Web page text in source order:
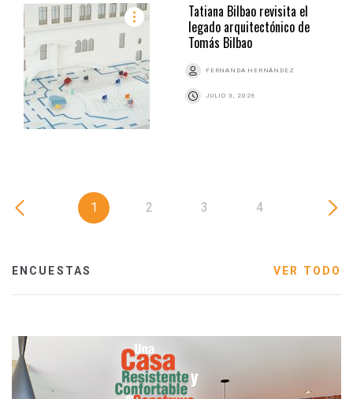
Tatiana Bilbao revisita el
legado arquitectónico de
Tomás Bilbao
FERNANDA HERNÁNDEZ
JULIO 3, 2026
1 2 3 4
ENCUESTAS VER TODO